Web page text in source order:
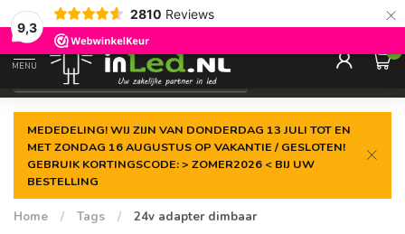
9,3
2810 Reviews ×
Gegarandeerde delaagste prijs
MENU
0
MEDEDELING! WIJ ZIJN VAN DONDERDAG 13 JULI TOT EN
MET ZONDAG 16 AUGUSTUS OP VAKANTIE / GESLOTEN!
GEBRUIK KORTINGSCODE: > ZOMER2026 < BIJ UW
BESTELLING
Home / Tags / 24v adapter dimbaar